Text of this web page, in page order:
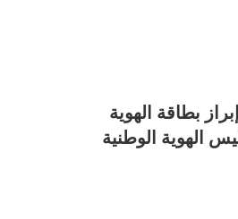
بطاقة الهوية
الهوية الوطنية